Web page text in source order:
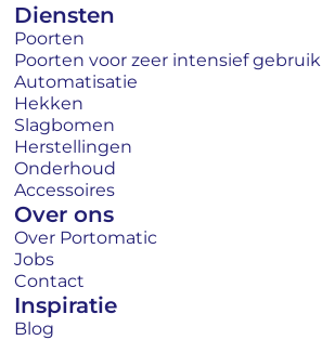
Diensten
Poorten
Poorten voor zeer intensief gebruik
Automatisatie
Hekken
Slagbomen
Herstellingen
Onderhoud
Accessoires
Over ons
Over Portomatic
Jobs
Contact
Inspiratie
Blog